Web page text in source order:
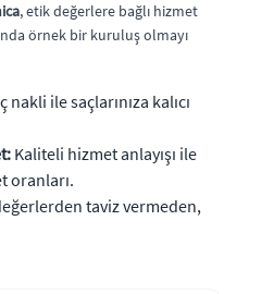
, etik değerlere bağlı hizmet
örnek bir kuruluş olmayı
nakli ile saçlarınıza kalıcı
Kaliteli hizmet anlayışı ile
oranları.
taviz vermeden,